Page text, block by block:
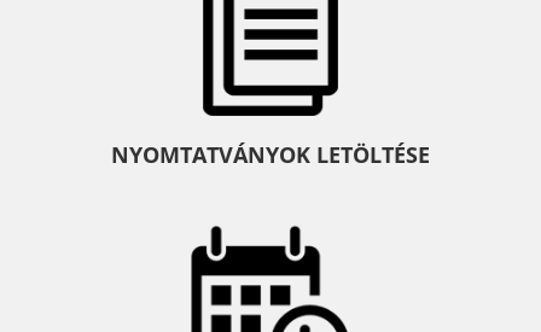
NYOMTATVÁNYOK LETÖLTÉSE